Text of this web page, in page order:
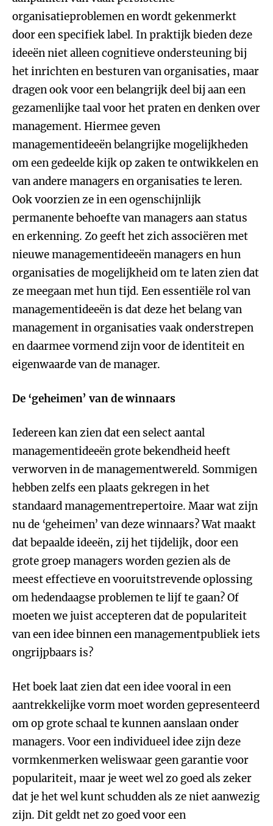
organisatieproblemen en wordt gekenmerkt
door een specifiek label. In praktijk bieden deze
ideeën niet alleen cognitieve ondersteuning bij
het inrichten en besturen van organisaties, maar
dragen ook voor een belangrijk deel bij aan een
gezamenlijke taal voor het praten en denken over
management. Hiermee geven
managementideeën belangrijke mogelijkheden
om een gedeelde kijk op zaken te ontwikkelen en
van andere managers en organisaties te leren.
Ook voorzien ze in een ogenschijnlijk
permanente behoefte van managers aan status
en erkenning. Zo geeft het zich associëren met
nieuwe managementideeën managers en hun
organisaties de mogelijkheid om te laten zien dat
ze meegaan met hun tijd. Een essentiële rol van
managementideeën is dat deze het belang van
management in organisaties vaak onderstrepen
en daarmee vormend zijn voor de identiteit en
eigenwaarde van de manager.
De ‘geheimen’ van de winnaars
Iedereen kan zien dat een select aantal
managementideeën grote bekendheid heeft
verworven in de managementwereld. Sommigen
hebben zelfs een plaats gekregen in het
standaard managementrepertoire. Maar wat zijn
nu de ‘geheimen’ van deze winnaars? Wat maakt
dat bepaalde ideeën, zij het tijdelijk, door een
grote groep managers worden gezien als de
meest effectieve en vooruitstrevende oplossing
om hedendaagse problemen te lijf te gaan? Of
moeten we juist accepteren dat de populariteit
van een idee binnen een managementpubliek iets
ongrijpbaars is?
Het boek laat zien dat een idee vooral in een
aantrekkelijke vorm moet worden gepresenteerd
om op grote schaal te kunnen aanslaan onder
managers. Voor een individueel idee zijn deze
vormkenmerken weliswaar geen garantie voor
populariteit, maar je weet wel zo goed als zeker
dat je het wel kunt schudden als ze niet aanwezig
zijn. Dit geldt net zo goed voor een